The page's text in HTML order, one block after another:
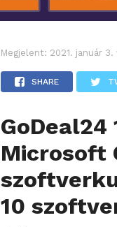
Megjelent: 2021. január 3.
SHARE
GoDeal24
Microsoft
10